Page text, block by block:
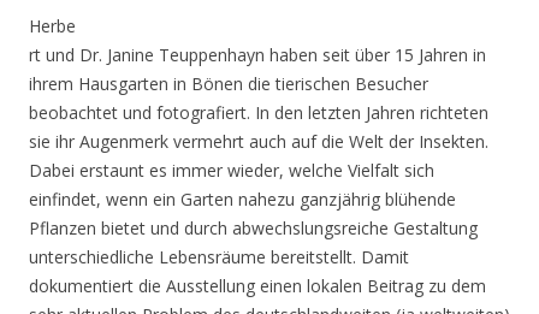
Herbe
rt und Dr. Janine Teuppenhayn haben seit über 15 Jahren in
ihrem Hausgarten in Bönen die tierischen Besucher
beobachtet und fotografiert. In den letzten Jahren richteten
sie ihr Augenmerk vermehrt auch auf die Welt der Insekten.
Dabei erstaunt es immer wieder, welche Vielfalt sich
einfindet, wenn ein Garten nahezu ganzjährig blühende
Pflanzen bietet und durch abwechslungsreiche Gestaltung
unterschiedliche Lebensräume bereitstellt. Damit
dokumentiert die Ausstellung einen lokalen Beitrag zu dem